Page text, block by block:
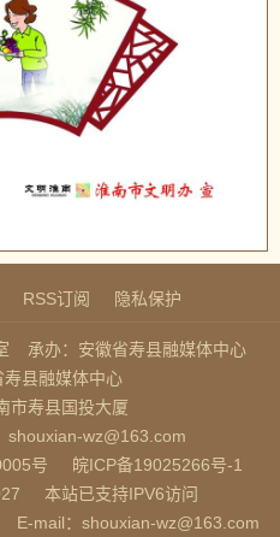
RSS订阅 隐私保护
承办：安徽省寿县融媒体中心
县融媒体中心
市寿县国投大厦
shouxian-wz@163.com
号
皖ICP备19025266号-1
本站已支持IPV6访问
E-mail：shouxian-wz@163.com